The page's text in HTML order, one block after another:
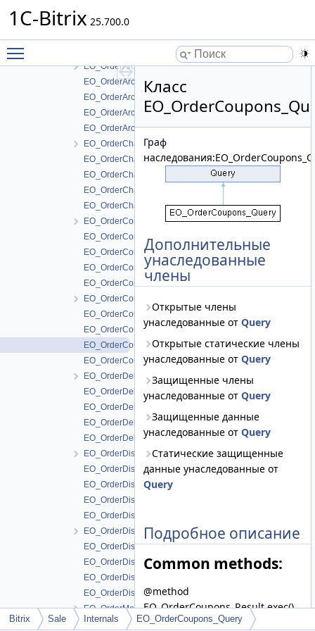
1C-Bitrix 25.700.0
EO_OrderArchive_Entity
EO_OrderArchive_Result
EO_OrderArchivePacked
EO_OrderArchivePacked_Collection
EO_OrderArchivePacked_Entity
EO_OrderArchivePacked_Query
EO_OrderArchivePacked_Result
EO_OrderChange
EO_OrderChange_Collection
EO_OrderChange_Entity
EO_OrderChange_Query
EO_OrderChange_Result
EO_OrderConverterCrmError
EO_OrderConverterCrmError_Collection
EO_OrderConverterCrmError_Entity
EO_OrderConverterCrmError_Query
EO_OrderConverterCrmError_Result
EO_OrderCoupons
EO_OrderCoupons_Collection
EO_OrderCoupons_Entity
EO_OrderCoupons_Query
EO_OrderCoupons_Result
EO_OrderDeliveryReq
EO_OrderDeliveryReq_Collection
EO_OrderDeliveryReq_Entity
EO_OrderDeliveryReq_Query
EO_OrderDeliveryReq_Result
EO_OrderDiscount
EO_OrderDiscount_Collection
EO_OrderDiscount_Entity
EO_OrderDiscount_Query
EO_OrderDiscount_Result
EO_OrderDiscountData
EO_OrderDiscountData_Collection
EO_OrderDiscountData_Entity
EO_OrderDiscountData_Query
EO_OrderDiscountData_Result
EO_OrderModules
EO_OrderModules_Collection
Класс
Граф
Дополнительные
унаследованные
члены
Открытые члены
унаследованные от Query
Открытые статические члены
унаследованные от Query
Защищенные члены
унаследованные от Query
Защищенные данные
унаследованные от Query
Статические защищенные
данные унаследованные от
Query
Подробное описание
Common methods:
@method
EO_OrderCoupons_Result exec()
@method
Bitrix Sale Internals EO_OrderCoupons_Query